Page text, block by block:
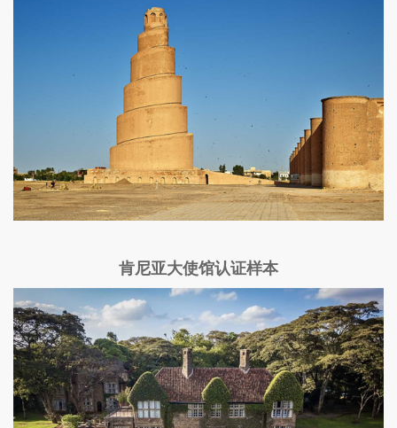
肯尼亚大使馆认证样本